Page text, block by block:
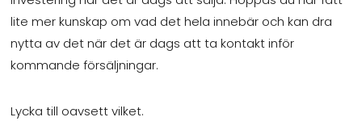
lite mer kunskap om vad det hela innebär och kan dra
nytta av det när det är dags att ta kontakt inför
kommande försäljningar.
Lycka till oavsett vilket.